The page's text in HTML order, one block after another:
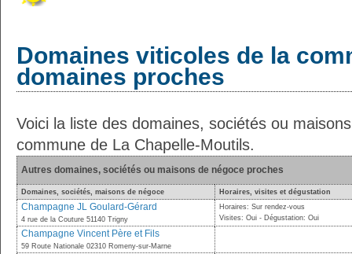
Domaines viticoles de la
domaines proches
Voici la liste des domaines, sociétés ou
commune de La Chapelle-Moutils.
Autres domaines, sociétés ou maisons de négoce proches
Domaines, sociétés, maisons de négoce Horaires, visites et dégustation
Champagne JL Goulard-Gérard
4 rue de la Couture 51140 Trigny
Horaires: Sur rendez-vous
Visites: Oui - Dégustation: Oui
Champagne Vincent Père et Fils
59 Route Nationale 02310 Romeny-sur-Marne